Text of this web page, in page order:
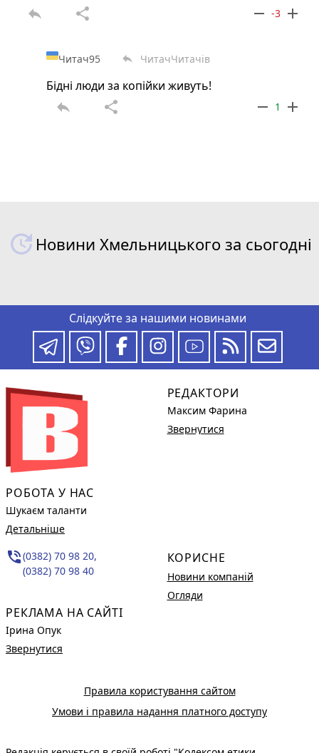
reply share remove -3 add
Читач95 reply ЧитачЧитачів
Бідні люди за копійки живуть!
reply share remove 1 add
Новини Хмельницького за сьогодні
Слідкуйте за нашими новинами
РОБОТА У НАС
Шукаєм таланти
Детальніше
phone_in_talk(0382) 70 98 20,
(0382) 70 98 40
РЕКЛАМА НА САЙТІ
Ірина Опук
Звернутися
РЕДАКТОРИ
Максим Фарина
Звернутися
КОРИСНЕ
Новини компаній
Огляди
Правила користування сайтом
Умови і правила надання платного доступу